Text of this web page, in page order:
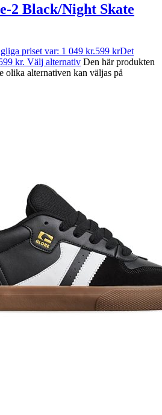
2 Black/Night Skate
priset var: 1 049 kr.599 krDet
kr. Välj alternativ Den här produkten
olika alternativen kan väljas på